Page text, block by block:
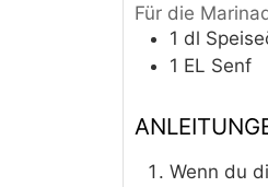
Für die
1 dl
1 EL Senf
Wenn du